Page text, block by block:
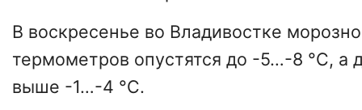
В воскресенье во Владивостке
термометров опустятся до -5…-8 °C, а
выше -1…-4 °C.